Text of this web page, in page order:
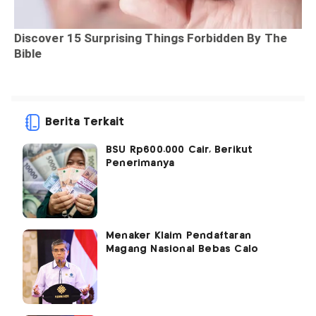
Berita Terkait
BSU Rp600.000 Cair, Berikut
Penerimanya
Menaker Klaim Pendaftaran
Magang Nasional Bebas Calo